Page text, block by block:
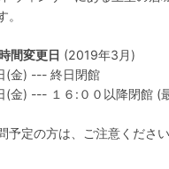
間変更日 (2019年3月)
(金) --- 終日閉館
(金) --- １６:００以降閉館 (
予定の方は、ご注意ください